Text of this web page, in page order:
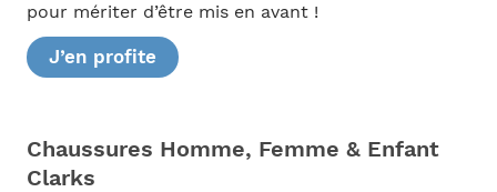
pour mériter d’être mis en avant !
J’en profite
Chaussures Homme, Femme & Enfant
Clarks